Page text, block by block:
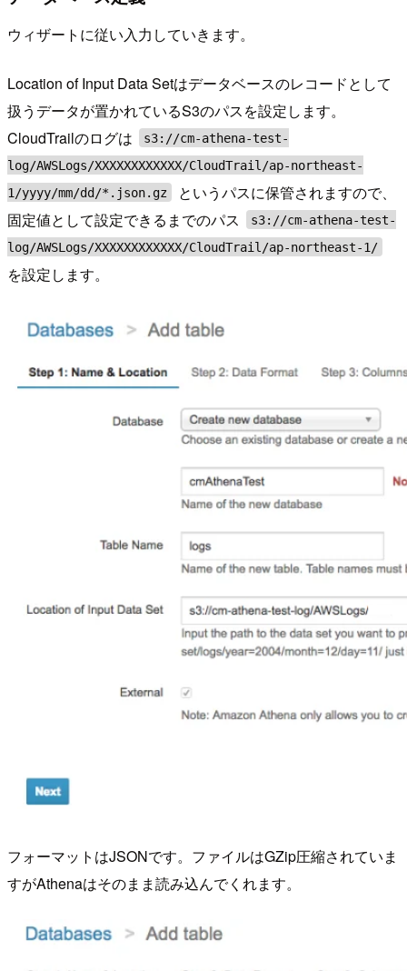
ウィザートに従い入力していきます。
Location of Input Data Setはデータベースのレコードとして
扱うデータが置かれているS3のパスを設定します。
CloudTrailのログは
s3://cm-athena-test-
log/AWSLogs/XXXXXXXXXXXX/CloudTrail/ap-northeast-
1/yyyy/mm/dd/*.json.gz
というパスに保管されますので、
固定値として設定できるまでのパス
s3://cm-athena-test-
log/AWSLogs/XXXXXXXXXXXX/CloudTrail/ap-northeast-1/
を設定します。
フォーマットはJSONです。ファイルはGZip圧縮されていま
すがAthenaはそのまま読み込んでくれます。